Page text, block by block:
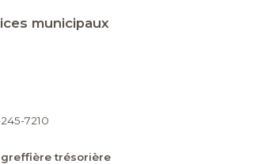
municipaux
7210
trésorière